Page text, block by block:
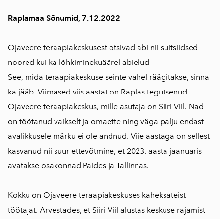
Raplamaa Sõnumid, 7.12.2022
Ojaveere teraapiakeskusest otsivad abi nii suitsiidsed
noored kui ka lõhkiminekuäärel abielud
See, mida teraapiakeskuse seinte vahel räägitakse, sinna
ka jääb. Viimased viis aastat on Raplas tegutsenud
Ojaveere teraapiakeskus, mille asutaja on Siiri Viil. Nad
on töötanud vaikselt ja omaette ning väga palju endast
avalikkusele märku ei ole andnud. Viie aastaga on sellest
kasvanud nii suur ettevõtmine, et 2023. aasta jaanuaris
avatakse osakonnad Paides ja Tallinnas.
Kokku on Ojaveere teraapiakeskuses kaheksateist
töötajat. Arvestades, et Siiri Viil alustas keskuse rajamist